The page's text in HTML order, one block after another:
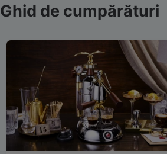
Ghid de cumpărături